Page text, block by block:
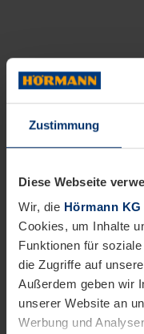
Zustimmung
Diese Webseite
Wir, die Hörmann
Cookies, um Inhalte
Funktionen für
die Zugriffe auf
Außerdem geben wir
unserer Website an
Werbung und